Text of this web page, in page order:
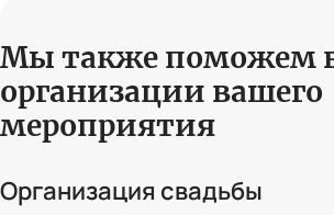
Мы также поможем
организации вашего
мероприятия
Организация свадьбы